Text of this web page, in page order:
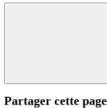
Partager cette page